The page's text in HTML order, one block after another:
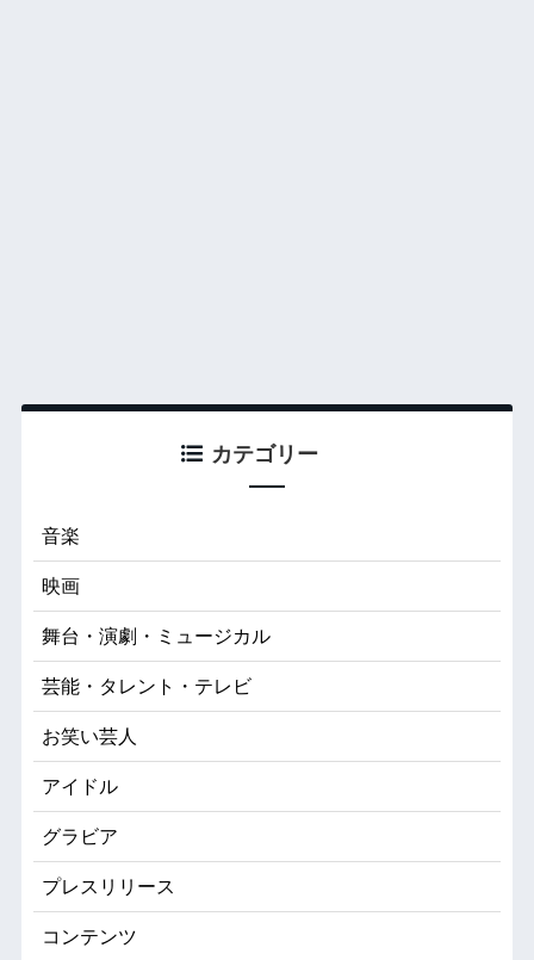
カテゴリー
音楽
映画
舞台・演劇・ミュージカル
芸能・タレント・テレビ
お笑い芸人
アイドル
グラビア
プレスリリース
コンテンツ